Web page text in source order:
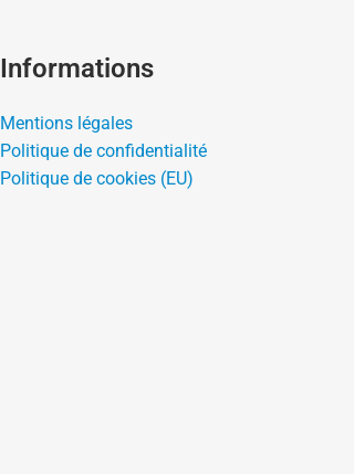
Informations
Mentions légales
Politique de confidentialité
Politique de cookies (EU)